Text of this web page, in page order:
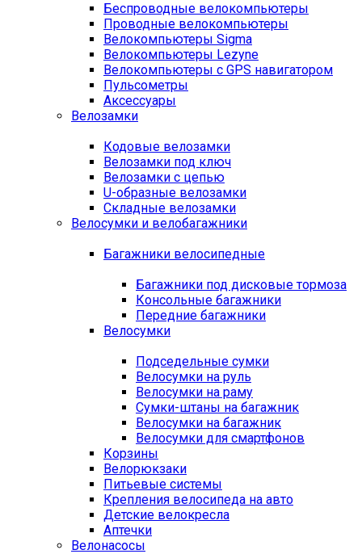
Беспроводные велокомпьютеры
Проводные велокомпьютеры
Велокомпьютеры Sigma
Велокомпьютеры Lezyne
Велокомпьютеры с GPS навигатором
Пульсометры
Аксессуары
Велозамки
Кодовые велозамки
Велозамки под ключ
Велозамки с цепью
U-образные велозамки
Складные велозамки
Велосумки и велобагажники
Багажники велосипедные
Багажники под дисковые тормоза
Консольные багажники
Передние багажники
Велосумки
Подседельные сумки
Велосумки на руль
Велосумки на раму
Сумки-штаны на багажник
Велосумки на багажник
Велосумки для смартфонов
Корзины
Велорюкзаки
Питьевые системы
Крепления велосипеда на авто
Детские велокресла
Аптечки
Велонасосы